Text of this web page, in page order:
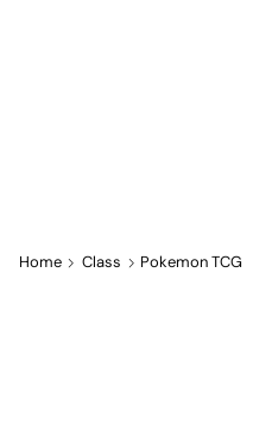
Home Class Pokemon TCG